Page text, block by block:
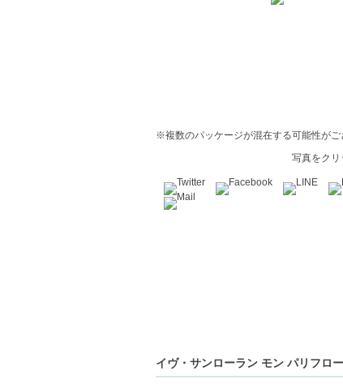
※複数のパッケージが混在する可能性がご
写真をク
イヴ・サンローラン モン パリフロ